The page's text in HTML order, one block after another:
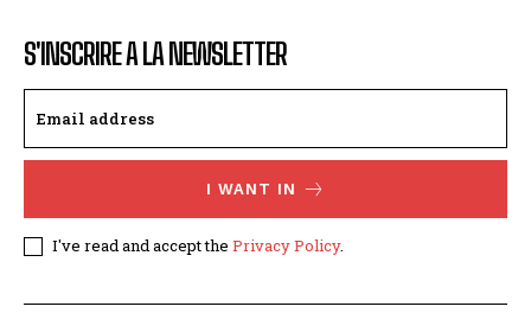
S'INSCRIRE A LA NEWSLETTER
I WANT IN
I've read and accept the Privacy Policy.